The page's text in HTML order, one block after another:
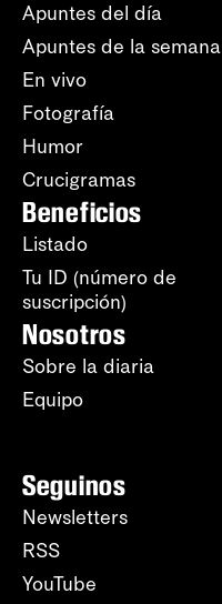
Apuntes del día
Apuntes de la semana
En vivo
Fotografía
Humor
Crucigramas
Beneficios
Listado
Tu ID (número de
suscripción)
Nosotros
Sobre la diaria
Equipo
Seguinos
Newsletters
RSS
YouTube